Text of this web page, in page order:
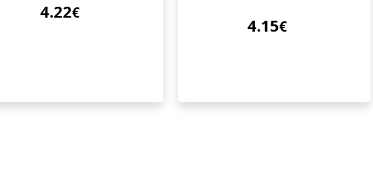
4.22€
4.15€